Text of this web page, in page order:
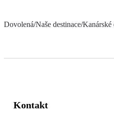
Dovolená/Naše destinace/Kanárské
Kontakt